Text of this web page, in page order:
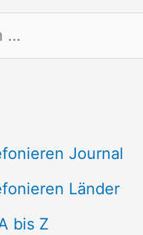
Journal
Länder
bis Z